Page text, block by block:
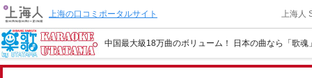
上海の口コミポータルサイト 上海人
中国最大級18万曲のボリューム！ 日本の曲なら「歌魂